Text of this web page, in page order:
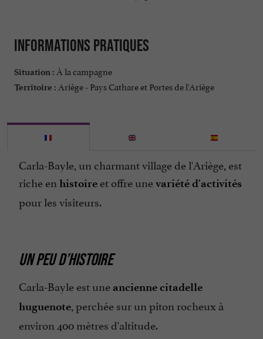
Informations pratiques
Situation : À la campagne
Territoire : Ariège - Pays Cathare et Portes de l'Ariège
Carla-Bayle, un charmant village de l'Ariège, est
riche en histoire et offre unevariété d'activités
pour les visiteurs.
UN PEU D’HISTOIRE
Carla-Bayle est une ancienne citadelle
huguenote, perchée sur un piton rocheux à
environ 400 mètres d'altitude.